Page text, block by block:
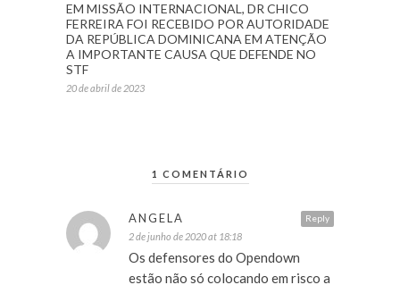
EM MISSÃO INTERNACIONAL, DR CHICO
FERREIRA FOI RECEBIDO POR AUTORIDADE
DA REPÚBLICA DOMINICANA EM ATENÇÃO
A IMPORTANTE CAUSA QUE DEFENDE NO
STF
20 de abril de 2023
1 COMENTÁRIO
Reply
ANGELA
2 de junho de 2020 at 18:18
Os defensores do Opendown
estão não só colocando em risco a